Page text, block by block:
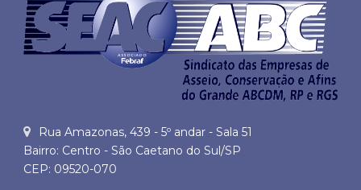
Rua Amazonas, 439 - 5º andar - Sala 51
Bairro: Centro - São Caetano do Sul/SP
CEP: 09520-070